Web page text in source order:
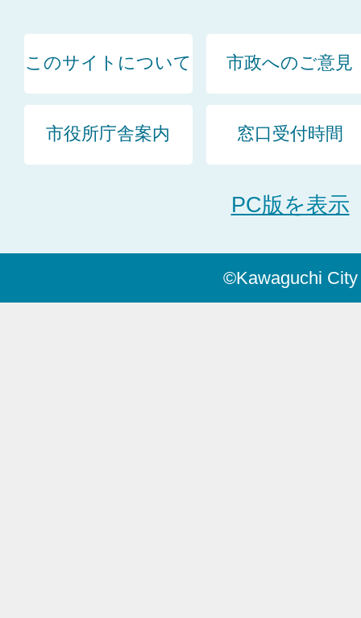
このサイトについて 市政へのご意見
市役所庁舎案内 窓口受付時間
PC版を表示
©Kawaguchi City